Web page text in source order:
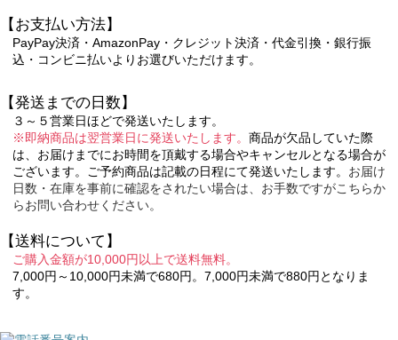
【お支払い方法】
PayPay決済・AmazonPay・クレジット決済・代金引換・銀行振
込・コンビニ払いよりお選びいただけます。
【発送までの日数】
３～５営業日ほどで発送いたします。
※即納商品は翌営業日に発送いたします。 商品が欠品していた際
は、お届けまでにお時間を頂戴する場合やキャンセルとなる場合が
ございます。ご予約商品は記載の日程にて発送いたします。 お届け
日数・在庫を事前に確認をされたい場合は、お手数ですがこちらか
らお問い合わせください。
【送料について】
ご購入金額が10,000円以上で送料無料。
7,000円～10,000円未満で680円。7,000円未満で880円となりま
す。